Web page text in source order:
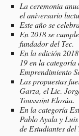
La ceremonia
el aniversario
Este año se
En 2018 se
fundador del Tec.
En la edición
19 en la categoría
Emprendimiento
Las propuestas
Garza, el Lic.
Toussaint Elosúa.
En la categoría
Pablo Ayala y
de Estudiantes del